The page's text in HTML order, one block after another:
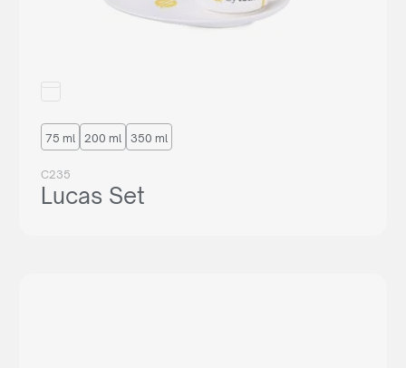
75 ml 200 ml 350 ml
C235
Lucas Set